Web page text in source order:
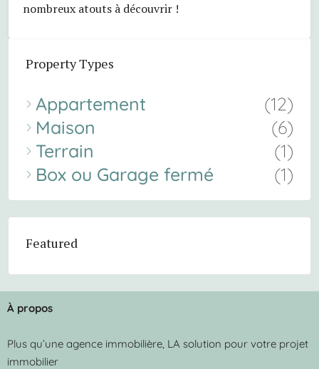
nombreux atouts à découvrir !
Property Types
Appartement
(12)
Maison
(6)
Terrain
(1)
Box ou Garage fermé
(1)
Featured
À propos
Plus qu’une agence immobilière, LA solution pour votre projet
immobilier